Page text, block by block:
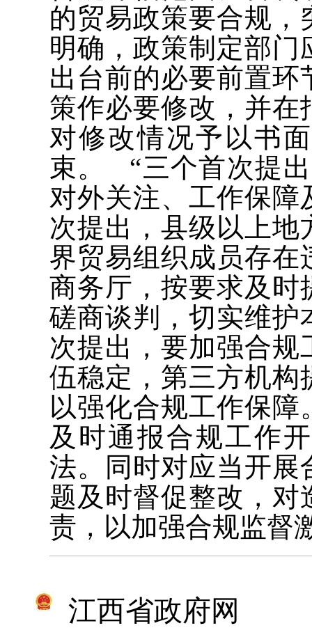
的贸易政策要合规，
明确，政策制定部门
出台前的必要前置环
策作必要修改，并在
对修改情况予以书
束。 “三个首次提
对外关注、工作保障
次提出，县级以上地
界贸易组织成员存在
商务厅，按要求及时
磋商谈判，切实维护
次提出，要加强合规
伍稳定，第三方机构
以强化合规工作保
及时通报合规工作
法。同时对应当开展
题及时督促整改，对
责，以加强合规监督
江西省政府网